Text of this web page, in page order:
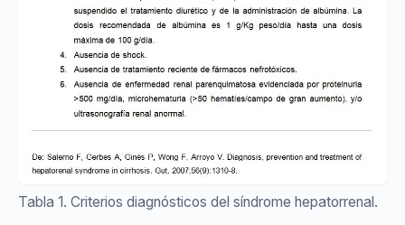
Tabla 1. Criterios diagnósticos del síndrome hepatorrenal.